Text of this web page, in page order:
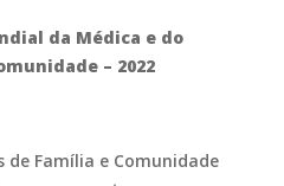
da Médica e do
– 2022
de Família e Comunidade